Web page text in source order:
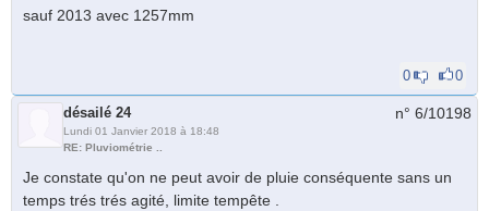
sauf 2013 avec 1257mm
0 0
désailé 24
Lundi 01 Janvier 2018 à 18:48
RE: Pluviométrie ..
n° 6/10198
Je constate qu'on ne peut avoir de pluie conséquente sans un
temps trés trés agité, limite tempête .